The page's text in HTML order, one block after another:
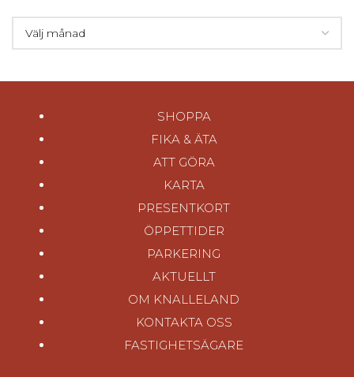
SHOPPA
FIKA & ÄTA
ATT GÖRA
KARTA
PRESENTKORT
ÖPPETTIDER
PARKERING
AKTUELLT
OM KNALLELAND
KONTAKTA OSS
FASTIGHETSÄGARE